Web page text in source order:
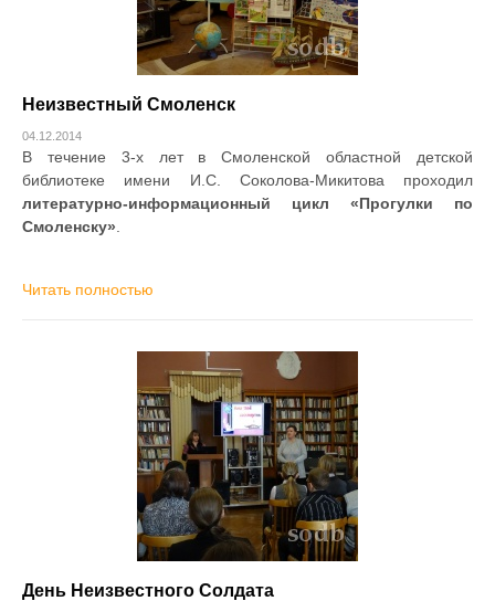
Неизвестный Смоленск
04.12.2014
В течение 3-х лет в Смоленской областной детской
библиотеке имени И.С. Соколова-Микитова проходил
литературно-информационный цикл «Прогулки по
Смоленску»
Читать полностью
День Неизвестного Солдата